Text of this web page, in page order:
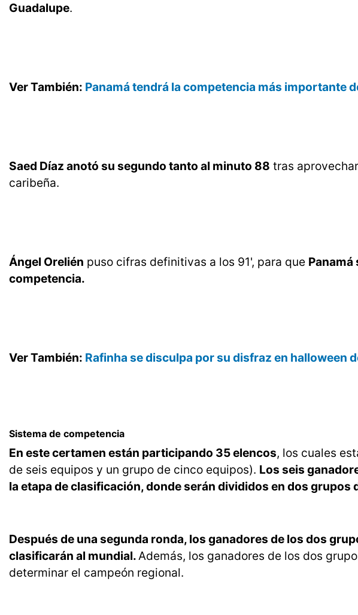
Guadalupe.
Ver También: Panamá tendrá la competencia más importante
Saed Díaz anotó su segundo tanto al minuto 88 tras
caribeña.
Ángel Orelién puso cifras definitivas a los 91', para que
competencia.
Ver También: Rafinha se disculpa por su disfraz en halloween
Sistema de competencia
En este certamen están participando 35 elencos, los cuales
de seis equipos y un grupo de cinco equipos). Los seis
la etapa de clasificación, donde serán divididos en dos grupos
Después de una segunda ronda, los ganadores de los dos
clasificarán al mundial.Además, los ganadores de los dos
determinar el campeón regional.